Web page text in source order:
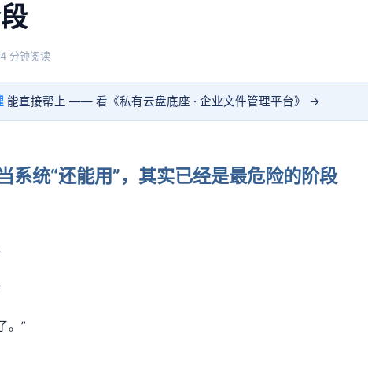
4 分钟阅读
能直接帮上 —— 看《私有云盘底座 · 企业文件管理平台》 →
系统“还能用”，其实已经是最危险的阶段
。”